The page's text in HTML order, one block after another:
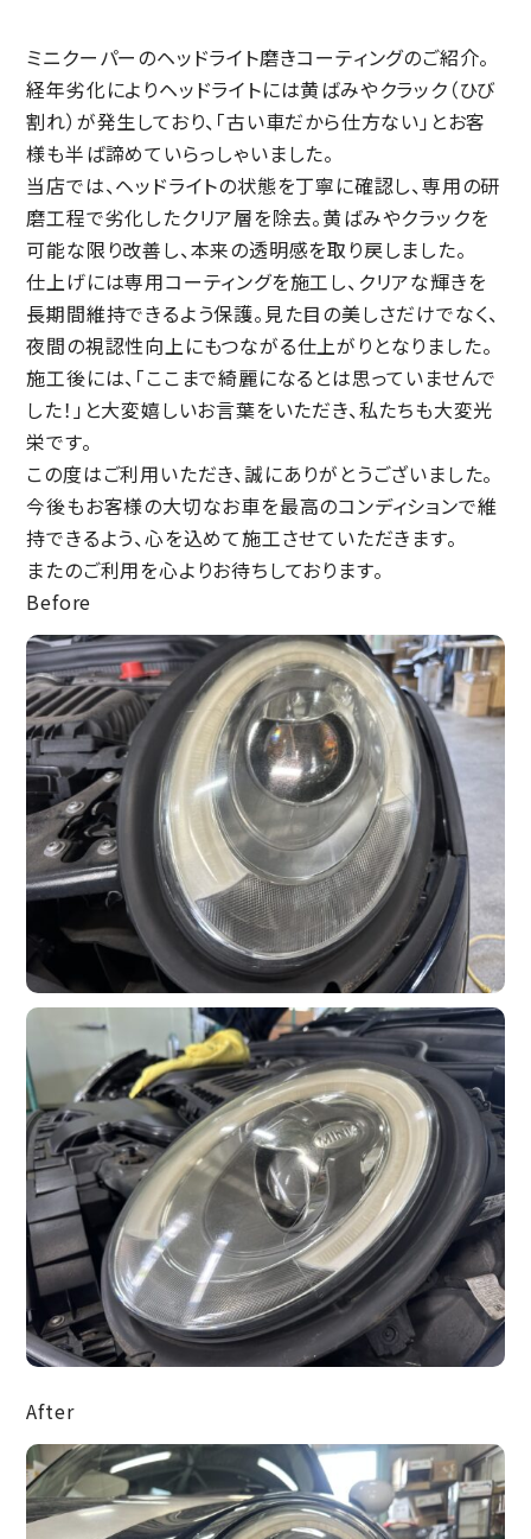
ミニクーパーのヘッドライト磨きコーティングのご紹介。
経年劣化によりヘッドライトには黄ばみやクラック（ひび
割れ）が発生しており、「古い車だから仕方ない」とお客
様も半ば諦めていらっしゃいました。
当店では、ヘッドライトの状態を丁寧に確認し、専用の研
磨工程で劣化したクリア層を除去。黄ばみやクラックを
可能な限り改善し、本来の透明感を取り戻しました。
仕上げには専用コーティングを施工し、クリアな輝きを
長期間維持できるよう保護。見た目の美しさだけでなく、
夜間の視認性向上にもつながる仕上がりとなりました。
施工後には、「ここまで綺麗になるとは思っていませんで
した！」と大変嬉しいお言葉をいただき、私たちも大変光
栄です。
この度はご利用いただき、誠にありがとうございました。
今後もお客様の大切なお車を最高のコンディションで維
持できるよう、心を込めて施工させていただきます。
またのご利用を心よりお待ちしております。
Before
After